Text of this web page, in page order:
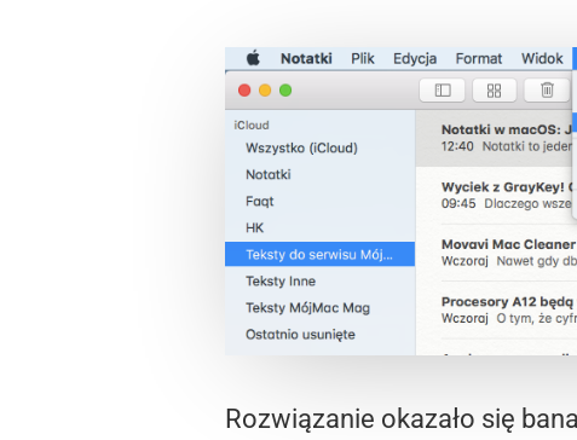
Rozwiązanie okazało się